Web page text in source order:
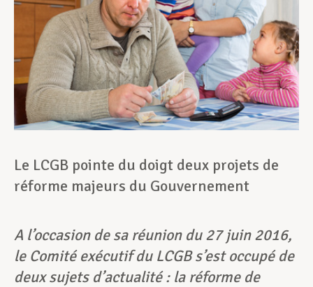
Devenir Membre
Actualités
Le LCGB pointe du doigt deux projets de
réforme majeurs du Gouvernement
A l’occasion de sa réunion du 27 juin 2016,
le Comité exécutif du LCGB s’est occupé de
deux sujets d’actualité : la réforme de